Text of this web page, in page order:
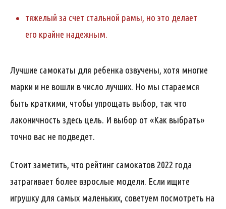
тяжелый за счет стальной рамы, но это делает
его крайне надежным.
Лучшие самокаты для ребенка озвучены, хотя многие
марки и не вошли в число лучших. Но мы стараемся
быть краткими, чтобы упрощать выбор, так что
лаконичность здесь цель. И выбор от «Как выбрать»
точно вас не подведет.
Стоит заметить, что рейтинг самокатов 2022 года
затрагивает более взрослые модели. Если ищите
игрушку для самых маленьких, советуем посмотреть на